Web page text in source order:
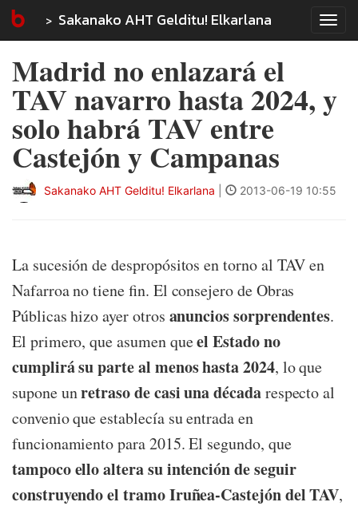
Sakanako AHT Gelditu! Elkarlana
Madrid no enlazará el
TAV navarro hasta 2024, y
solo habrá TAV entre
Castejón y Campanas
Sakanako AHT Gelditu! Elkarlana 2013-06-19 10:55
La sucesión de despropósitos en torno al TAV en
Nafarroa no tiene fin. El consejero de Obras
Públicas hizo ayer otros anuncios sorprendentes.
El primero, que asumen queel Estado no
cumplirá su parte al menos hasta 2024, lo que
supone unretraso de casi una décadarespecto al
convenio que establecía su entrada en
funcionamiento para 2015. El segundo, que
tampoco ello altera su intención de seguir
construyendo el tramo Iruñea-Castejón del TAV,